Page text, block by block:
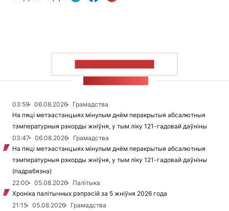
03:59 06.08.2026
Грамадства
На пяці метэастанцыях мінулым днём перакрытыя абсалютныя
тэмпературныя рэкорды жніўня, у тым ліку 121-гадовай даўніны
03:47
06.08.2026
Грамадства
На пяці метэастанцыях мінулым днём перакрытыя абсалютныя
тэмпературныя рэкорды жніўня, у тым ліку 121-гадовай даўніны
(падрабязна)
22:00
05.08.2026
Палітыка
Хроніка палітычных рэпрэсій за 5 жніўня 2026 года
21:15
05.08.2026
Грамадства